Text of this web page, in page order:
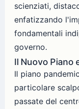
scienziati,
enfatizzando
fondamentali
governo.
Il Nuovo Piano
Il piano
particolare
passate del